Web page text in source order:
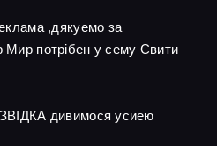
,дякуемо за
потрібен у сему Свити
дивимося усиею